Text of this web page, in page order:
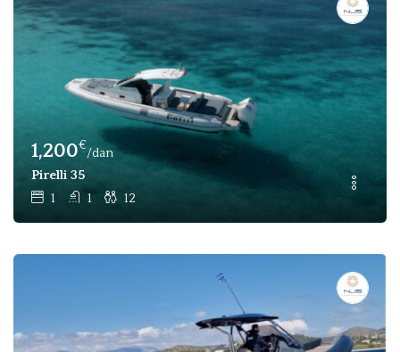
1,200€
/dan
Pirelli 35
1 1 12